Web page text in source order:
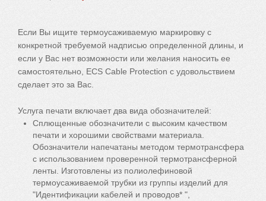
производимых изделий.
брошюра
коммуникативность и быстрота действий. Все эти
свойства соответствуют нашему главному принципу!
Прочитайте больше...
Если Вы ищите термоусаживаемую маркировку с
конкретной требуемой надписью определенной длины, и
если у Вас нет возможности или желания наносить ее
самостоятельно, ECS Cable Protection с удовольствием
сделает это за Вас.
Услуга печати включает два вида обозначителей:
Сплющенные обозначители с высоким качеством
печати и хорошими свойствами материала.
Обозначители напечатаны методом термотрансфера
с использованием проверенной термотрансферной
ленты. Изготовлены из полиолефиновой
термоусаживаемой трубки из группы изделий для
"Идентификации кабелей и проводов* ",